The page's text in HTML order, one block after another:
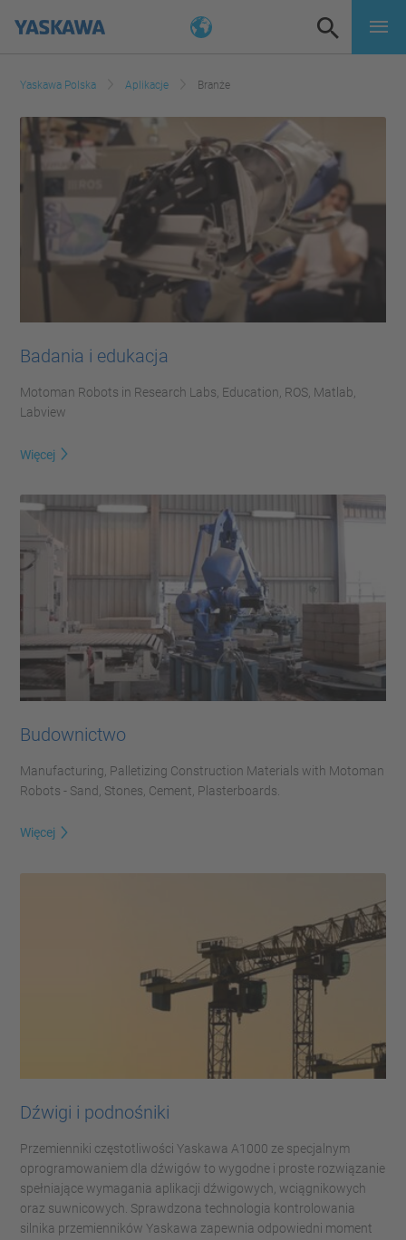
Yaskawa Polska Aplikacje Branże
Badania i edukacja
Motoman Robots in Research Labs, Education, ROS, Matlab,
Labview
Więcej
Budownictwo
Manufacturing, Palletizing Construction Materials with Motoman
Robots - Sand, Stones, Cement, Plasterboards.
Więcej
Dźwigi i podnośniki
Przemienniki częstotliwości Yaskawa A1000 ze specjalnym
oprogramowaniem dla dźwigów to wygodne i proste rozwiązanie
spełniające wymagania aplikacji dźwigowych, wciągnikowych
oraz suwnicowych. Sprawdzona technologia kontrolowania
silnika przemienników Yaskawa zapewnia odpowiedni moment